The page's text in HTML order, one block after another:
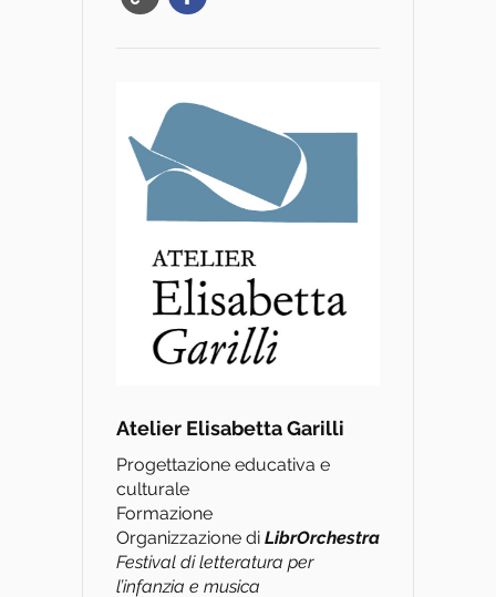
Atelier Elisabetta Garilli
Progettazione educativa e
culturale
Formazione
Organizzazione di LibrOrchestra
Festival di letteratura per
l’infanzia e musica